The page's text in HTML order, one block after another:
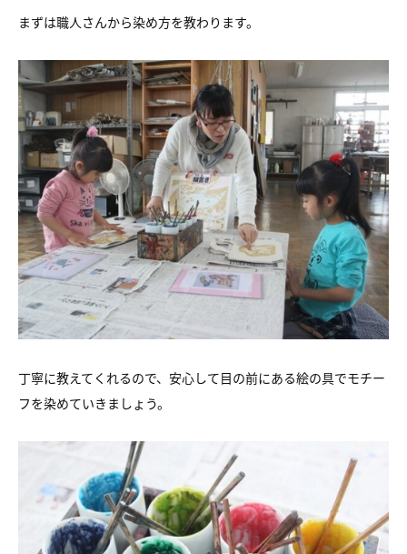
まずは職人さんから染め方を教わります。
丁寧に教えてくれるので、安心して目の前にある絵の具でモチー
フを染めていきましょう。